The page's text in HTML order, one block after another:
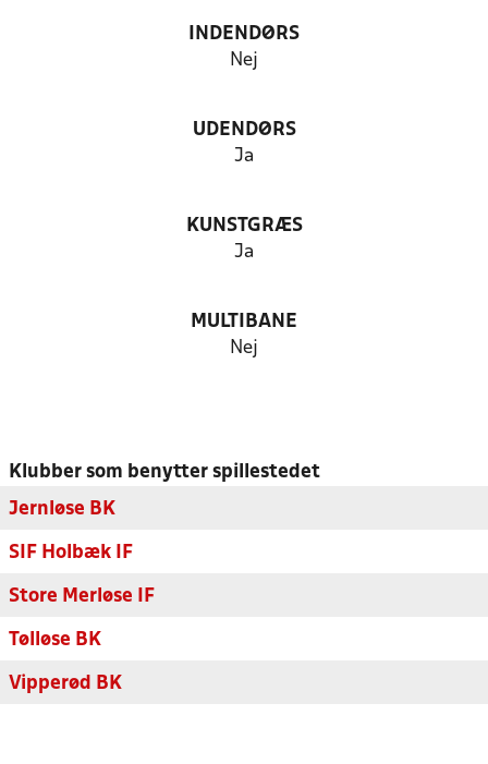
INDENDØRS
Nej
UDENDØRS
Ja
KUNSTGRÆS
Ja
MULTIBANE
Nej
Klubber som benytter spillestedet
Jernløse BK
SIF Holbæk IF
Store Merløse IF
Tølløse BK
Vipperød BK